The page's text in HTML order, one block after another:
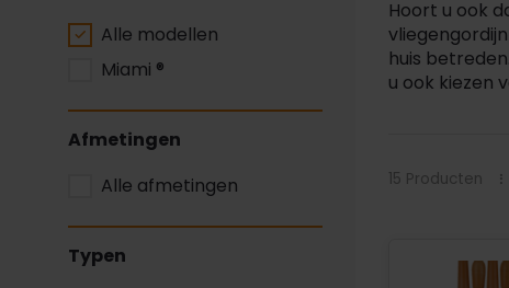
Alle modellen
Miami ®
Afmetingen
Alle afmetingen
Typen
Hoort u ook
huis
u ook kiezen
15 Producten